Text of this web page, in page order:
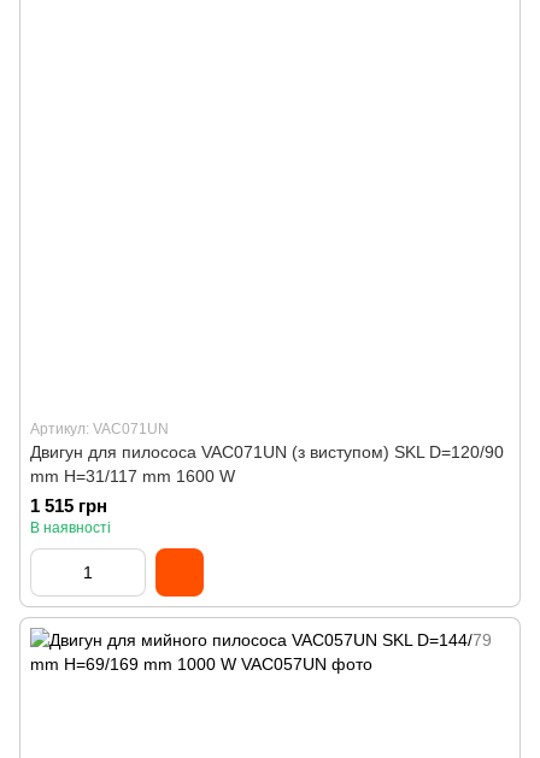
Артикул: VAC071UN
Двигун для пилососа VAC071UN (з виступом) SKL D=120/90
mm H=31/117 mm 1600 W
1 515 грн
В наявності